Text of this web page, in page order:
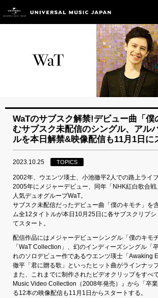
WaTのサブスク解禁!デビュー曲「僕
むサブスク未配信のシングル、アル
ルを本日解禁&映像配信も11月1日に
2023.10.25 TOPICS
2002年、ウエンツ瑛士、小池徹平2人での路上ライ
2005年にメジャーデビュー、同年「NHK紅白歌合
人気デュオグループWaT。
サブスク未配信だったデビュー曲「僕のキモチ」を
ム全12タイトルが本日10月25日に各サブスクリプ
てスタート。
配信作品にはメジャーデビューシングル「僕のキモ
「WaT Collection」、幻のインディーズシングル「
れのソロデビュー作であるウエンツ瑛士「Awaking
徹平「君に贈る歌」といったヒット曲がラインナッ
また、これまでに制作されたビデオクリップをすべ
Music Video Collection（2008年発売）』から「卒
る12本の映像配信も11月1日からスタートする。